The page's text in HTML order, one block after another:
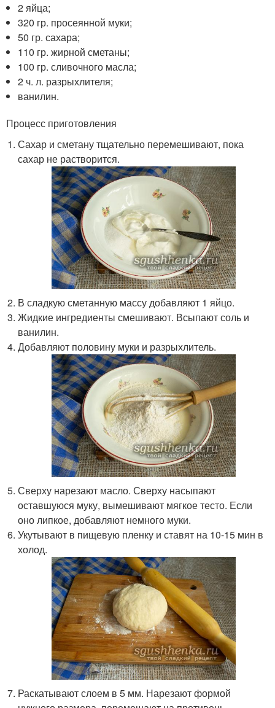
2 яйца;
320 гр. просеянной муки;
50 гр. сахара;
110 гр. жирной сметаны;
100 гр. сливочного масла;
2 ч. л. разрыхлителя;
ванилин.
Процесс приготовления
Сахар и сметану тщательно перемешивают, пока
сахар не растворится.
В сладкую сметанную массу добавляют 1 яйцо.
Жидкие ингредиенты смешивают. Всыпают соль и
ванилин.
Добавляют половину муки и разрыхлитель.
Сверху нарезают масло. Сверху насыпают
оставшуюся муку, вымешивают мягкое тесто. Если
оно липкое, добавляют немного муки.
Укутывают в пищевую пленку и ставят на 10-15 мин в
холод.
Раскатывают слоем в 5 мм. Нарезают формой